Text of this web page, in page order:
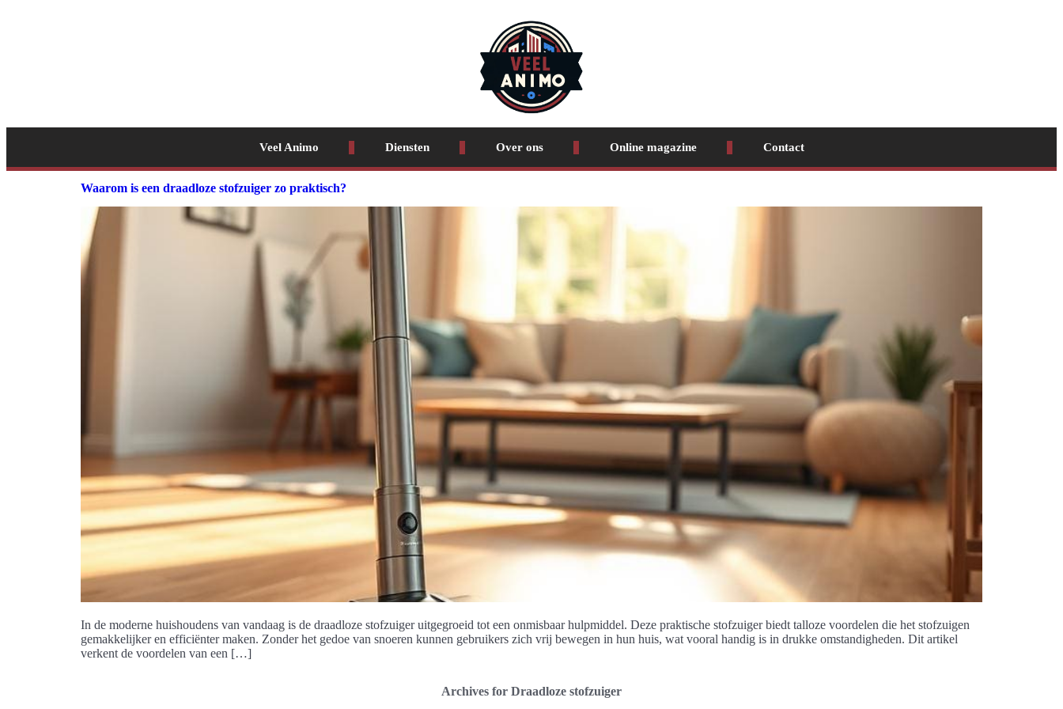
Veel Animo Diensten Over ons Online magazine Contact
Waarom is een draadloze stofzuiger zo praktisch?
In de moderne huishoudens van vandaag is de draadloze stofzuiger uitgegroeid tot een onmisbaar hulpmiddel. Deze praktische stofzuiger biedt talloze voordelen die het stofzuigen
gemakkelijker en efficiënter maken. Zonder het gedoe van snoeren kunnen gebruikers zich vrij bewegen in hun huis, wat vooral handig is in drukke omstandigheden. Dit artikel
verkent de voordelen van een […]
Archives for Draadloze stofzuiger